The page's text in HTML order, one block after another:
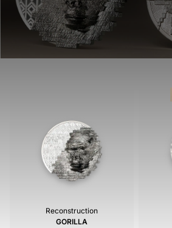
Reconstruction
GORILLA